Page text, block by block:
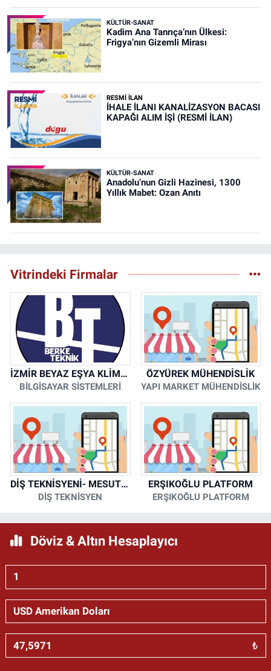
KÜLTÜR-SANAT
Kadim Ana Tanrıça’nın Ülkesi:
Frigya’nın Gizemli Mirası
RESMİ İLAN
İHALE İLANI KANALİZASYON BACASI
KAPAĞI ALIM İŞİ (RESMİ İLAN)
KÜLTÜR-SANAT
Anadolu’nun Gizli Hazinesi, 1300
Yıllık Mabet: Ozan Anıtı
Vitrindeki Firmalar
İZMİR BEYAZ EŞYA KLİMA KOMBİ SERVİSİ
BİLGİSAYAR SİSTEMLERİ
ÖZYÜREK MÜHENDİSLİK
YAPI MARKET MÜHENDİSLİK
DİŞ TEKNİSYENİ- MESUT KORKMAZ
DİŞ TEKNİSYEN
ERŞIKOĞLU PLATFORM
ERŞIKOĞLU PLATFORM
Döviz & Altın Hesaplayıcı
₺